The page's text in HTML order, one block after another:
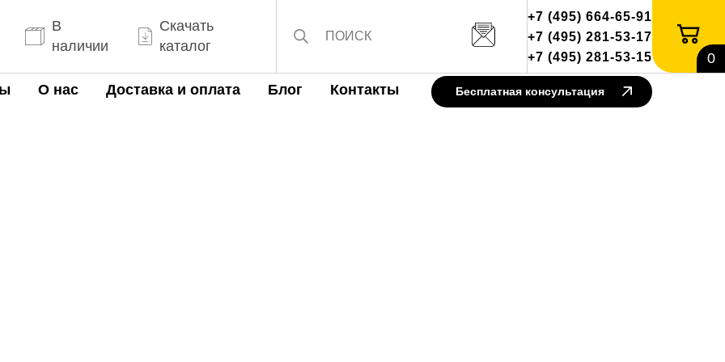
В
наличии
Скачать
каталог
+7 (495) 664-65-91
+7 (495) 281-53-17
+7 (495) 281-53-15
0
О нас Доставка и оплата Блог Контакты Бесплатная консультация